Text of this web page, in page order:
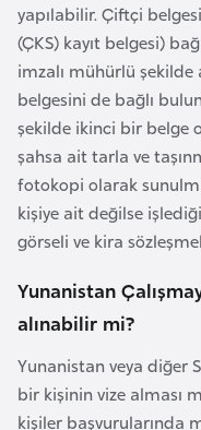
yapılabilir. Çiftçi
(ÇKS) kayıt belgesi)
imzalı mühürlü şekilde
belgesini de bağlı
şekilde ikinci bir belge
şahsa ait tarla ve
fotokopi olarak
kişiye ait değilse
görseli ve kira
Yunanistan
alınabilir mi?
Yunanistan veya diğer
bir kişinin vize alması
kişiler başvurularında
İ
s
v
i
ç
r
e
t
a
l
y
a